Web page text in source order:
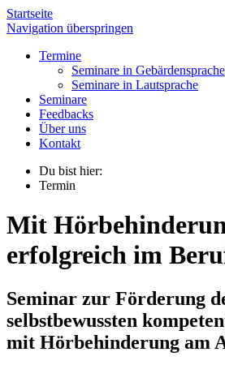
Startseite
Navigation überspringen
Termine
Seminare in Gebärdensprache
Seminare in Lautsprache
Seminare
Feedbacks
Über uns
Kontakt
Du bist hier:
Termin
Mit
erfolgreich im
Seminar zur Förderung
selbstbewussten
mit Hörbehinderung am